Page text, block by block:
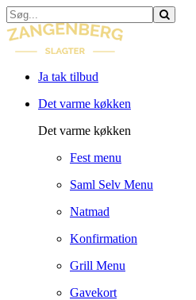
Ja tak tilbud
Det varme køkken
Det varme køkken
Fest menu
Saml Selv Menu
Natmad
Konfirmation
Grill Menu
Gavekort